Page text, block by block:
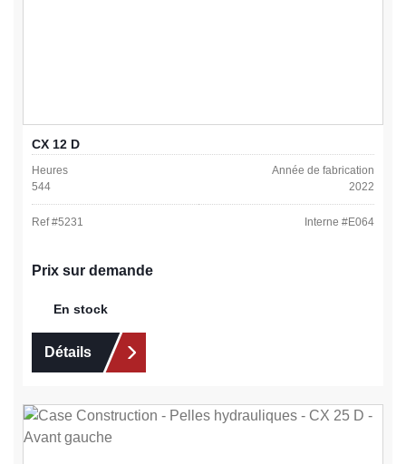
CX 12 D
Heures
544
Année de fabrication
2022
Ref #5231 Interne #E064
Prix sur demande
En stock
Détails